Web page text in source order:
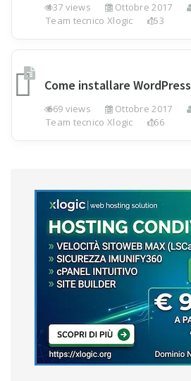
137 views
3 Ottobre 2017
Team tecnico Xlogic
153
Come installare WordPress
669 views
3 Ottobre 2017
Team tecnico Xlogic
166